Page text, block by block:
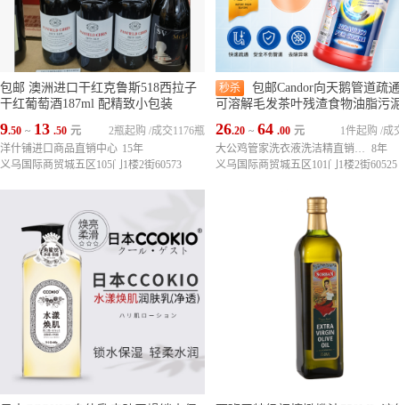
包邮 澳洲进口干红克鲁斯518西拉子
干红葡萄酒187ml 配精致小包装
9.50 ~ 13 .50 元 成交1176瓶
2瓶起购 /
洋什铺进口商品直销中心 15年
义乌国际商贸城五区105门1楼2街60573
秒杀
包邮Candor向天鹅管道疏
可溶解毛发茶叶残渣食物油脂污
26.20 ~ 64 .00 元 成
1件起购 /
大公鸡管家洗衣液洗洁精直销中心 8年
义乌国际商贸城五区101门1楼2街60525